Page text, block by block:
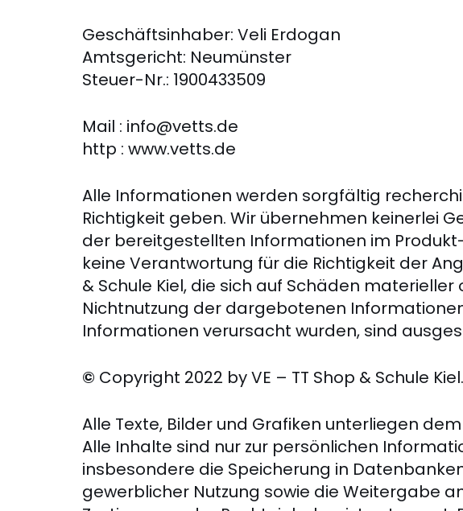
Geschäftsinhaber: Veli Erdogan
Amtsgericht: Neumünster
Steuer-Nr.: 1900433509
Mail : info@vetts.de
http : www.vetts.de
Alle Informationen werden sorgfältig
Richtigkeit geben. Wir übernehmen keinerlei
der bereitgestellten Informationen im
keine Verantwortung für die Richtigkeit der
& Schule Kiel, die sich auf Schäden
Nichtnutzung der dargebotenen
Informationen verursacht wurden, sind
© Copyright 2022 by VE – TT Shop & Schule
Alle Texte, Bilder und Grafiken unterliegen
Alle Inhalte sind nur zur persönlichen
insbesondere die Speicherung in
gewerblicher Nutzung sowie die Weitergabe